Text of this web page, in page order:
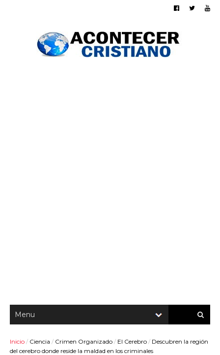
Inicio / Ciencia / Crimen Organizado / El Cerebro / Descubren la región
del cerebro donde reside la maldad en los criminales